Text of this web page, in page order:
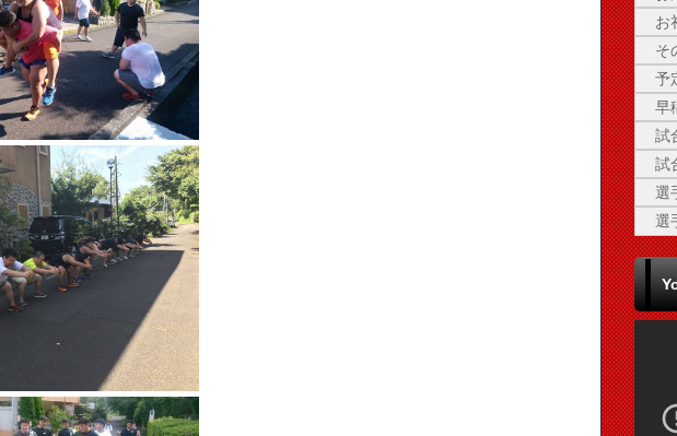
お
そ
予
早
試
試
選
選